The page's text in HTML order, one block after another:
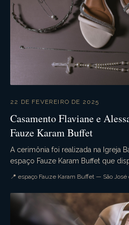
22 DE FEVEREIRO DE 2025
Casamento Flaviane e
Fauze Karam Buffet
A cerimônia foi realizada na Igreja
espaço Fauze Karam Buffet que
📍 espaço Fauze Karam Buffet — São José